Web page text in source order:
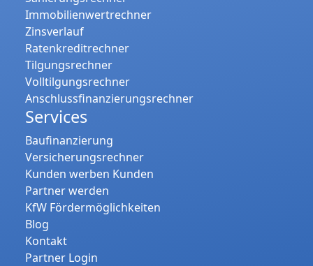
Immobilienwertrechner
Zinsverlauf
Ratenkreditrechner
Tilgungsrechner
Volltilgungsrechner
Anschlussfinanzierungsrechner
Services
Baufinanzierung
Versicherungsrechner
Kunden werben Kunden
Partner werden
KfW Fördermöglichkeiten
Blog
Kontakt
Partner Login